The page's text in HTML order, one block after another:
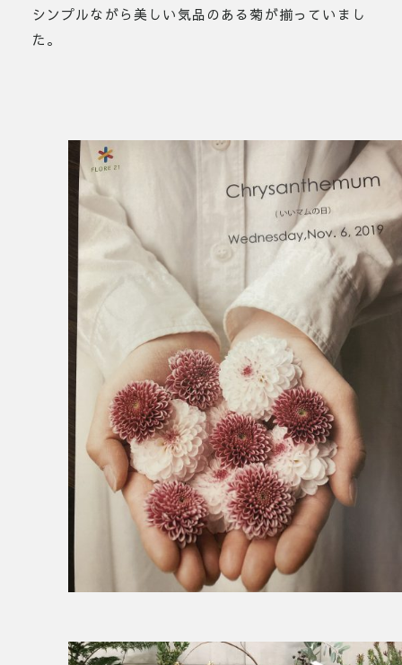
シンプルながら美しい気品のある菊が揃っていまし
た。